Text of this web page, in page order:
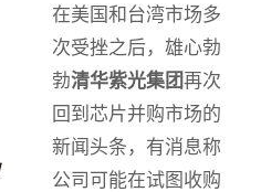
在美国和台湾市场多
次受挫之后，雄心勃
勃清华紫光集团再次
回到芯片并购市场的
新闻头条，有消息称
公司可能在试图收购